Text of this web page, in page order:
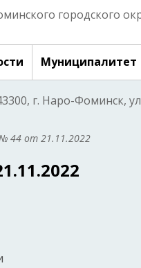
городского
Муниципалитет
г. Наро-Фоминск,
44 от 21.11.2022